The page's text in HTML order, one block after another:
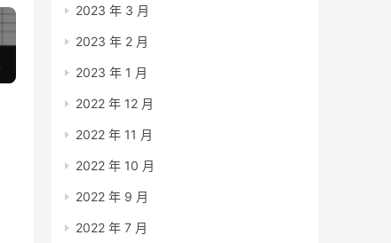
2023 年 3 月
2023 年 2 月
2023 年 1 月
2022 年 12 月
2022 年 11 月
2022 年 10 月
2022 年 9 月
2022 年 7 月